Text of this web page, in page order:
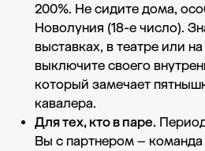
200%. Не сидите дома,
Новолуния (18-е число).
выставках, в театре или
выключите своего
который замечает
кавалера.
Для тех, кто в паре.
Вы с партнером –